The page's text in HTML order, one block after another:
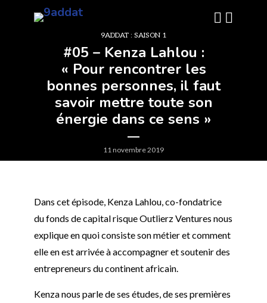
9ADDAT : SAISON 1
#05 – Kenza Lahlou :
« Pour rencontrer les
bonnes personnes, il faut
savoir mettre toute son
énergie dans ce sens »
11 novembre 2019
Dans cet épisode, Kenza Lahlou, co-fondatrice
du fonds de capital risque Outlierz Ventures nous
explique en quoi consiste son métier et comment
elle en est arrivée à accompagner et soutenir des
entrepreneurs du continent africain.
Kenza nous parle de ses études, de ses premières